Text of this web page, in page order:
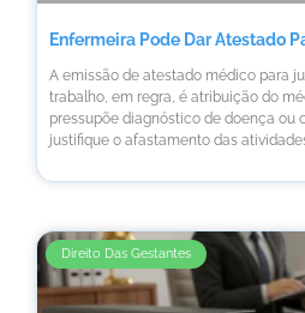
Enfermeira Pode Dar Atestado
A emissão de atestado médico para
trabalho, em regra, é atribuição do
pressupõe diagnóstico de doença
justifique o afastamento das
Direito Das Gestantes